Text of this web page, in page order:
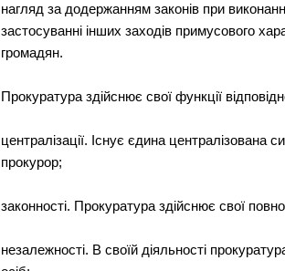
нагляд за додержанням законів при
застосуванні інших заходів примусового
громадян.
Прокуратура здійснює свої функції
централізації. Існує єдина централізована
прокурор;
законності. Прокуратура здійснює свої
незалежності. В своїй діяльності